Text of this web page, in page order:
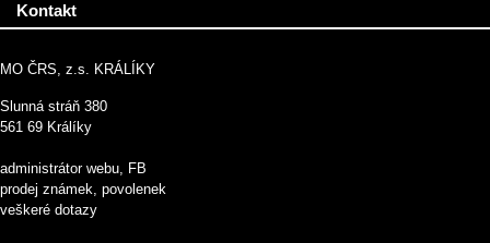
Kontakt
MO ČRS, z.s. KRÁLÍKY
Slunná stráň 380
561 69 Králíky
administrátor webu, FB
prodej známek, povolenek
veškeré dotazy